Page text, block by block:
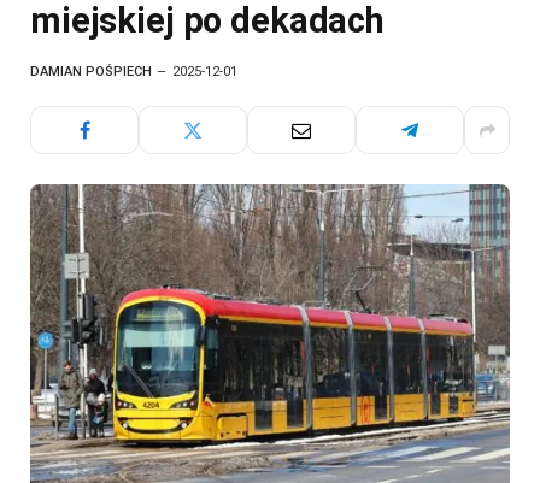
miejskiej po dekadach
DAMIAN POŚPIECH 2025-12-01